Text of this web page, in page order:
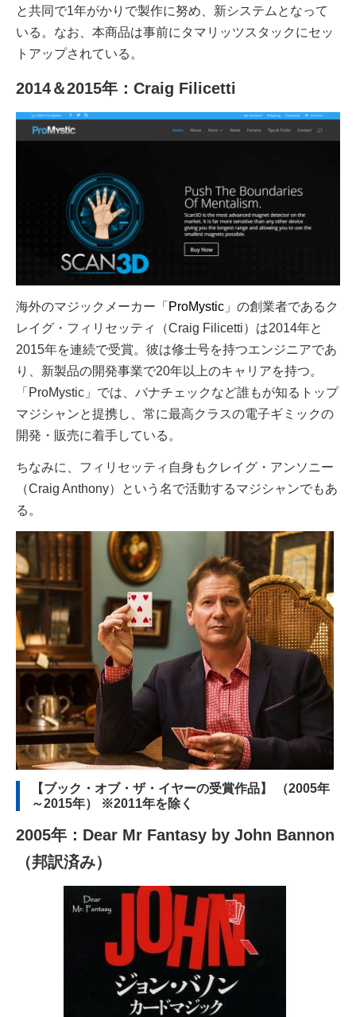
と共同で1年がかりで製作に努め、新システムとなって
いる。なお、本商品は事前にタマリッツスタックにセッ
トアップされている。
2014＆2015年：Craig Filicetti
海外のマジックメーカー「 ProMystic 」の創業者であるク
レイグ・フィリセッティ（Craig Filicetti）は2014年と
2015年を連続で受賞。彼は修士号を持つエンジニアであ
り、新製品の開発事業で20年以上のキャリアを持つ。
「ProMystic」では、バナチェックなど誰もが知るトップ
マジシャンと提携し、常に最高クラスの電子ギミックの
開発・販売に着手している。
ちなみに、フィリセッティ自身もクレイグ・アンソニー
（Craig Anthony）という名で活動するマジシャンでもあ
る。
【ブック・オブ・ザ・イヤーの受賞作品】 （2005年
～2015年） ※2011年を除く
2005年：Dear Mr Fantasy by John Bannon
（邦訳済み）